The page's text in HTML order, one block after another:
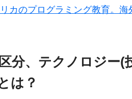
カのプログラミング教育。海
分、テクノロジー
は？